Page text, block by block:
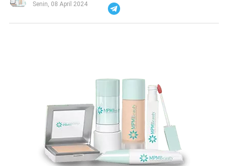
Senin, 08 April 2024